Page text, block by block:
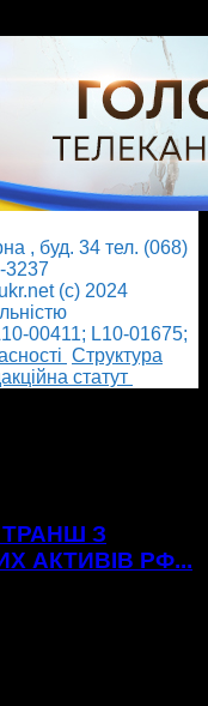
, буд. 34 тел. (068)
3237
(с) 2024
00411; L10-01675;
Cтруктура
статут
ТРАНШ З
АКТИВІВ РФ...